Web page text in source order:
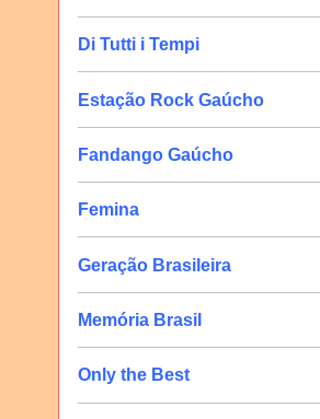
Di Tutti i Tempi
Estação Rock Gaúcho
Fandango Gaúcho
Femina
Geração Brasileira
Memória Brasil
Only the Best